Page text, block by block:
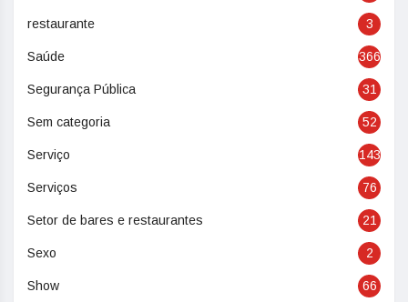
restaurante 3
Saúde 366
Segurança Pública 31
Sem categoria 52
Serviço 143
Serviços 76
Setor de bares e restaurantes 21
Sexo 2
Show 66